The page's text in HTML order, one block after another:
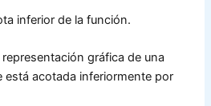
inferior de la función.
gráfica de una
está acotada inferiormente por